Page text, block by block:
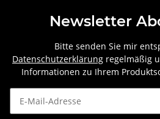
Newsletter
Bitte senden Sie mir
Datenschutzerklärung regelmäßig
Informationen zu Ihrem